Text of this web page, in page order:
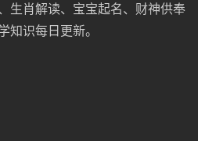
生肖解读、宝宝起名、财神供奉
知识每日更新。